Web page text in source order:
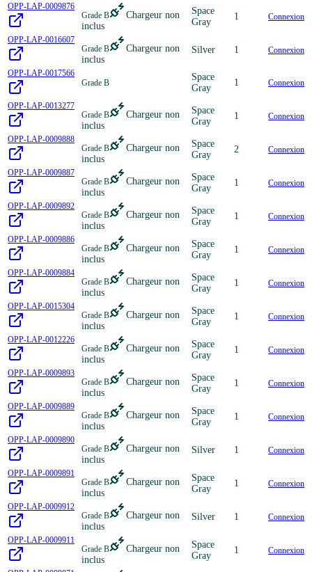
OPP-LAP-0009876
Grade B
Chargeur non
inclus
Space
Gray
1 Connexion
OPP-LAP-0016607
Grade B
Chargeur non
inclus
Silver 1 Connexion
OPP-LAP-0017566
Grade B
Space
Gray
1 Connexion
OPP-LAP-0013277
Grade B
Chargeur non
inclus
Space
Gray
1 Connexion
OPP-LAP-0009888
Grade B
Chargeur non
inclus
Space
Gray
2 Connexion
OPP-LAP-0009887
Grade B
Chargeur non
inclus
Space
Gray
1 Connexion
OPP-LAP-0009892
Grade B
Chargeur non
inclus
Space
Gray
1 Connexion
OPP-LAP-0009886
Grade B
Chargeur non
inclus
Space
Gray
1 Connexion
OPP-LAP-0009884
Grade B
Chargeur non
inclus
Space
Gray
1 Connexion
OPP-LAP-0015304
Grade B
Chargeur non
inclus
Space
Gray
1 Connexion
OPP-LAP-0012226
Grade B
Chargeur non
inclus
Space
Gray
1 Connexion
OPP-LAP-0009893
Grade B
Chargeur non
inclus
Space
Gray
1 Connexion
OPP-LAP-0009889
Grade B
Chargeur non
inclus
Space
Gray
1 Connexion
OPP-LAP-0009890
Grade B
Chargeur non
inclus
Silver 1 Connexion
OPP-LAP-0009891
Grade B
Chargeur non
inclus
Space
Gray
1 Connexion
OPP-LAP-0009912
Grade B
Chargeur non
inclus
Silver 1 Connexion
OPP-LAP-0009911
Grade B
Chargeur non
inclus
Space
Gray
1 Connexion